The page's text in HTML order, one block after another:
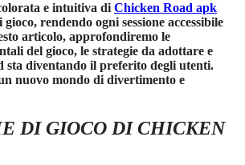
e intuitiva diChicken Road apk
rendendo ogni sessione accessibile
articolo, approfondiremo le
del gioco, le strategie da adottare e
sta diventando il preferito degli utenti.
nuovo mondo di divertimento e
DI GIOCO DI CHICKEN